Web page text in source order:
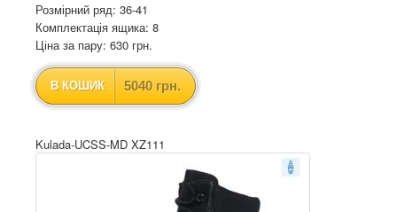
Розмірний ряд: 36-41
Комплектація ящика: 8
Ціна за пару: 630 грн.
В КОШИК 5040 грн.
Kulada-UCSS-MD XZ111